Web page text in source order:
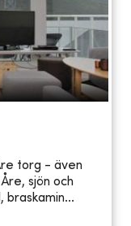
torg - även
sjön och
braskamin...